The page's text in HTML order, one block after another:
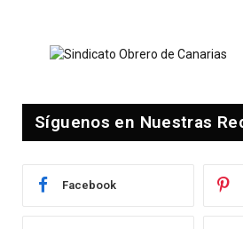
Síguenos en Nuestras
Facebook